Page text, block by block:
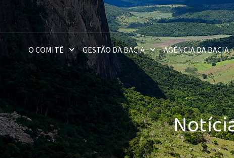
O COMITÊ GESTÃO DA BACIA AGÊNCIA DA BACIA